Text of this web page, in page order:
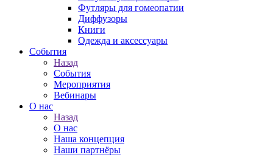
Футляры для гомеопатии
Диффузоры
Книги
Одежда и аксессуары
События
Назад
События
Мероприятия
Вебинары
О нас
Назад
О нас
Наша концепция
Наши партнёры